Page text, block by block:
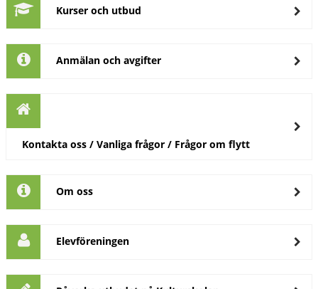
Kurser och utbud
Anmälan och avgifter
Kontakta oss / Vanliga frågor / Frågor om flytt
Om oss
Elevföreningen